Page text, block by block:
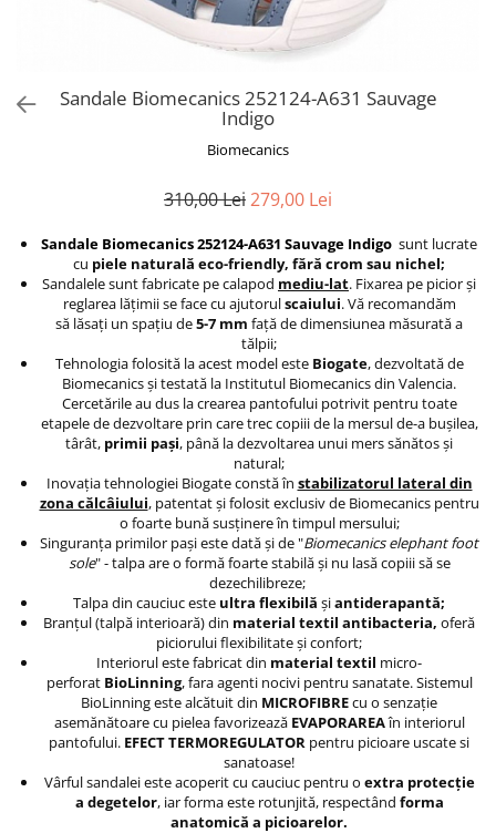
Sandale Biomecanics 252124-A631 Sauvage
Indigo
Biomecanics
310,00 Lei279,00 Lei
Sandale Biomecanics 252124-A631 Sauvage Indigo sunt lucrate
cu piele naturală eco-friendly, fără crom sau nichel;
Sandalele sunt fabricate pe calapod mediu-lat. Fixarea pe picior şi
reglarea lăţimii se face cu ajutorulscaiului. Vă recomandăm
să lăsaţi un spaţiu de5-7 mm faţă de dimensiunea măsurată a
tălpii;
Tehnologia folosită la acest model este Biogate, dezvoltată de
Biomecanics şi testată la Institutul Biomecanics din Valencia.
Cercetările au dus la crearea pantofului potrivit pentru toate
etapele de dezvoltare prin care trec copiii de la mersul de-a buşilea,
târât, primii paşi, până la dezvoltarea unui mers sănătos şi
natural;
Inovaţia tehnologiei Biogate constă în stabilizatorul lateral din
zona călcâiului, patentat şi folosit exclusiv de Biomecanics pentru
o foarte bună susţinere în timpul mersului;
Singuranţa primilor paşi este dată şi de "Biomecanics elephant foot
sole" - talpa are o formă foarte stabilă şi nu lasă copiii să se
dezechilibreze;
Talpa din cauciuc este ultra flexibilă şiantiderapantă;
Branţul (talpă interioară) din material textil antibacteria, oferă
piciorului flexibilitate şi confort;
Interiorul este fabricat din material textil micro-
perforat BioLinning, fara agenti nocivi pentru sanatate. Sistemul
BioLinning este alcătuit din MICROFIBREcu o senzație
asemănătoare cu pielea favorizează EVAPORAREAîn interiorul
pantofului. EFECT TERMOREGULATOR pentru picioare uscate si
sanatoase!
Vârful sandalei este acoperit cu cauciuc pentru o extra protecţie
a degetelor, iar forma este rotunjită, respectând forma
anatomică a picioarelor.